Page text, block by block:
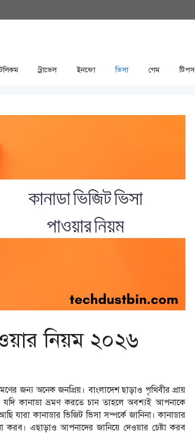
ট্রাভেল ইনফো ভিসা গেম টিপস
নিয়ম ২০২৬
জন্য অনেক জনপ্রিয়। বাংলাদেশ ছাড়াও পৃথিবীর প্রায়
কানাডা ভ্রমণ করতে চান তাহলে অবশ্যই আপনাকে
কানাডার ভিজিট ভিসা সম্পর্কে জানিনা। কানাডার
এছাড়াও আপনাদের জানিয়ে দেওয়ার চেষ্টা করব